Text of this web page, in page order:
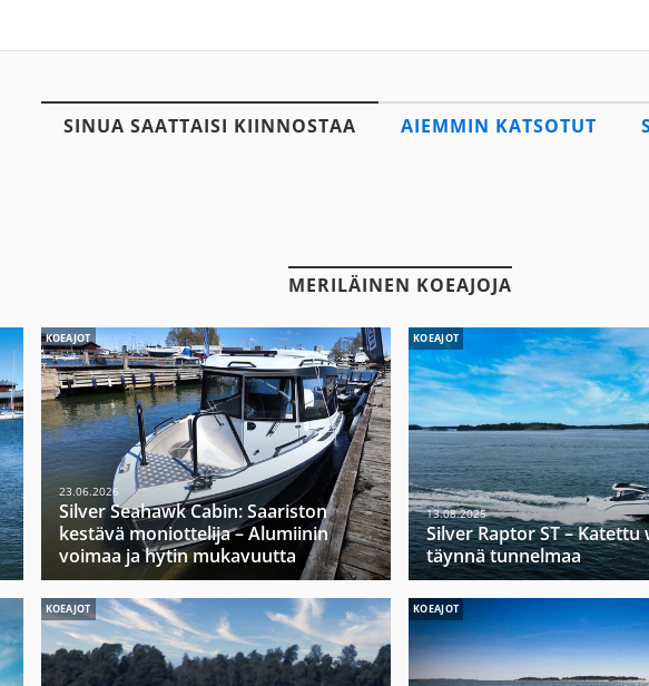
SINUA SAATTAISI KIINNOSTAA AIEMMIN KATSOTUT
MERILÄINEN KOEAJOJA
KOEAJOT
23.06.2026
Silver Seahawk Cabin: Saariston
kestävä moniottelija – Alumiinin
voimaa ja hytin mukavuutta
KOEAJOT
13.08.2025
Silver Raptor ST –
täynnä tunnelmaa
KOEAJOT KOEAJOT